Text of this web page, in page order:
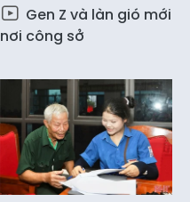
Gen Z và làn gió mới
nơi công sở